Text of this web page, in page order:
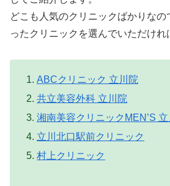
どこも人気のクリニックばかりな
ったクリニックを選んでいただけれ
ABCクリニック 立川院
共立美容外科 立川院
湘南美容クリニックMEN’S 立
立川北口駅前クリニック
村上クリニック